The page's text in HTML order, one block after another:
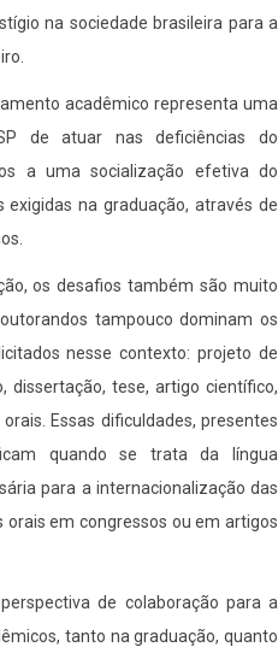
na sociedade brasileira para a
acadêmico representa uma
de atuar nas deficiências do
a uma socialização efetiva do
na graduação, através de
os desafios também são muito
tampouco dominam os
nesse contexto: projeto de
dissertação, tese, artigo científico,
Essas dificuldades, presentes
quando se trata da língua
para a internacionalização das
em congressos ou em artigos
de colaboração para a
tanto na graduação, quanto